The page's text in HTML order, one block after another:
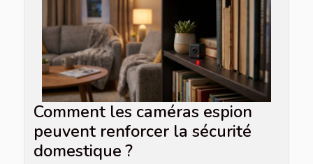
Comment les caméras espion
peuvent renforcer la sécurité
domestique ?